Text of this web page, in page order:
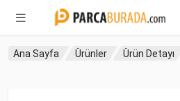
Ana Sayfa Ürünler Ürün Detayı